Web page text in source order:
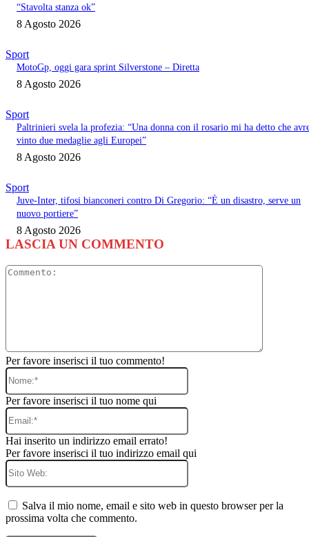
“Stavolta stanza ok”
8 Agosto 2026
Sport
MotoGp, oggi gara sprint Silverstone – Diretta
8 Agosto 2026
Sport
Paltrinieri svela la profezia: “Una donna con il rosario mi ha detto che
vinto due medaglie agli Europei”
8 Agosto 2026
Sport
Juve-Inter, tifosi bianconeri contro Di Gregorio: “È un disastro, serve un
nuovo portiere”
8 Agosto 2026
LASCIA UN COMMENTO
Per favore inserisci il tuo commento!
Nome:*
Per favore inserisci il tuo nome qui
Email:*
Hai inserito un indirizzo email errato!
Per favore inserisci il tuo indirizzo email qui
Sito
Salva il mio nome, email e sito web in questo browser per la
prossima volta che commento.